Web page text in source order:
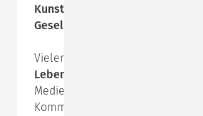
Kunst des Miteinander-Redens.
Gesellschaft und Politik
Vielen von Ihnen wird das Buch
Lebenskunst
Medienwissenschaftler Bernhard
Kommunikationspsychologie von